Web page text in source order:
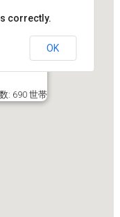
: 690 世帯
correctly.
OK